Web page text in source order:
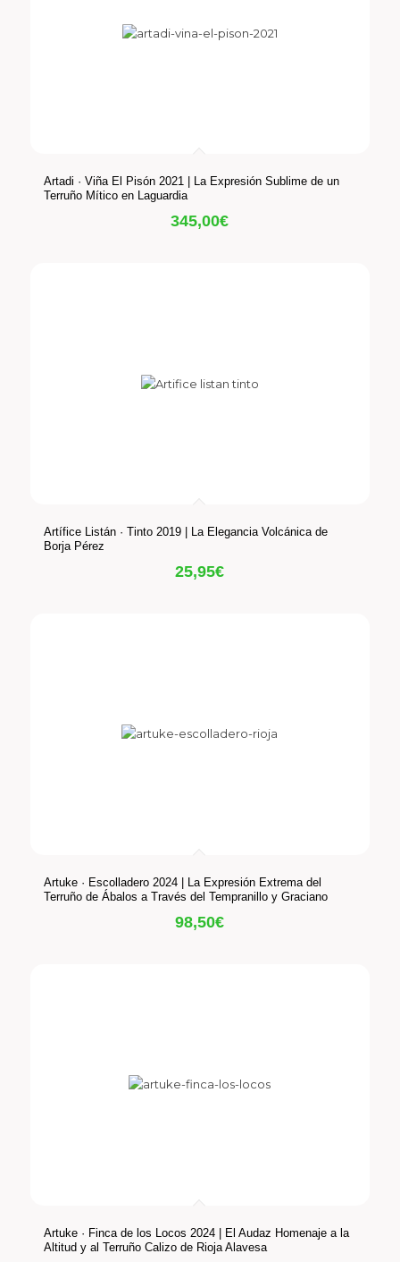
Artadi · Viña El Pisón 2021 | La Expresión Sublime de un
Terruño Mítico en Laguardia
345,00€
Artífice Listán · Tinto 2019 | La Elegancia Volcánica de
Borja Pérez
25,95€
Artuke · Escolladero 2024 | La Expresión Extrema del
Terruño de Ábalos a Través del Tempranillo y Graciano
98,50€
Artuke · Finca de los Locos 2024 | El Audaz Homenaje a la
Altitud y al Terruño Calizo de Rioja Alavesa